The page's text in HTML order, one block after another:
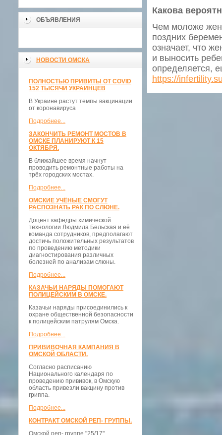
ОБЪЯВЛЕНИЯ
НОВОСТИ ОМСКА
ПОЛНОСТЬЮ ПРИВИТЫ ОТ COVID
152 ТЫСЯЧИ УКРАИНЦЕВ
В Украине растут темпы вакцинации
от коронавируса
Подробнее...
ЗАКОНЧИТЬ РЕМОНТ МОСТОВ В
ОМСКЕ ПЛАНИРУЮТ К 15
ОКТЯБРЯ.
В ближайшее время начнут
проводить ремонтные работы на
трёх городских мостах.
Подробнее...
ОМСКИЕ УЧЁНЫЕ СМОГУТ
РАСПОЗНАТЬ РАК ПО СЛЮНЕ.
Доцент кафедры химической
технологии Людмила Бельская и её
команда сотрудников, предполагают
достичь положительных результатов
по проведению методики
диагностирования различных
болезней по анализам слюны.
Подробнее...
КАЗАЧЬИ НАРЯДЫ ПОМОГАЮТ
ПОЛИЦЕЙСКИМ В ОМСКЕ.
Казачьи наряды присоединились к
охране общественной безопасности
к полицейским патрулям Омска.
Подробнее...
ПРИВИВОЧНАЯ КАМПАНИЯ В
ОМСКОЙ ОБЛАСТИ.
Согласно расписанию
Национального календаря по
проведению прививок, в Омскую
область привезли вакцину против
гриппа.
Подробнее...
КОНТРАКТ ОМСКОЙ РЕП- ГРУППЫ.
Омской реп- группе "25/17"
Какова
Чем моложе
поздних
означает, что
и выносить
определяется,
https://